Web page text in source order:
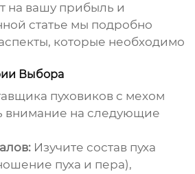
на вашу прибыль и
статье мы подробно
которые необходимо
Выбора
пуховиков с мехом
внимание на следующие
Изучите состав пуха
пуха и пера),